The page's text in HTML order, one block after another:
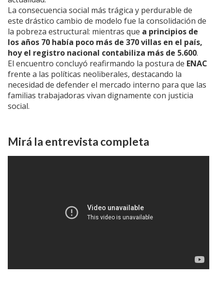
La consecuencia social más trágica y perdurable de
este drástico cambio de modelo fue la consolidación de
la pobreza estructural: mientras que a principios de
los años 70 había poco más de 370 villas en el país,
hoy el registro nacional contabiliza más de 5.600.
El encuentro concluyó reafirmando la postura de ENAC
frente a las políticas neoliberales, destacando la
necesidad de defender el mercado interno para que las
familias trabajadoras vivan dignamente con justicia
social.
Mirá la entrevista completa